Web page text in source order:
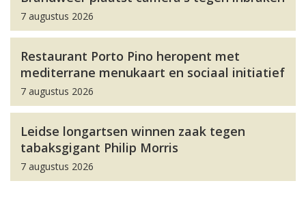
7 augustus 2026
Restaurant Porto Pino heropent met
mediterrane menukaart en sociaal initiatief
7 augustus 2026
Leidse longartsen winnen zaak tegen
tabaksgigant Philip Morris
7 augustus 2026